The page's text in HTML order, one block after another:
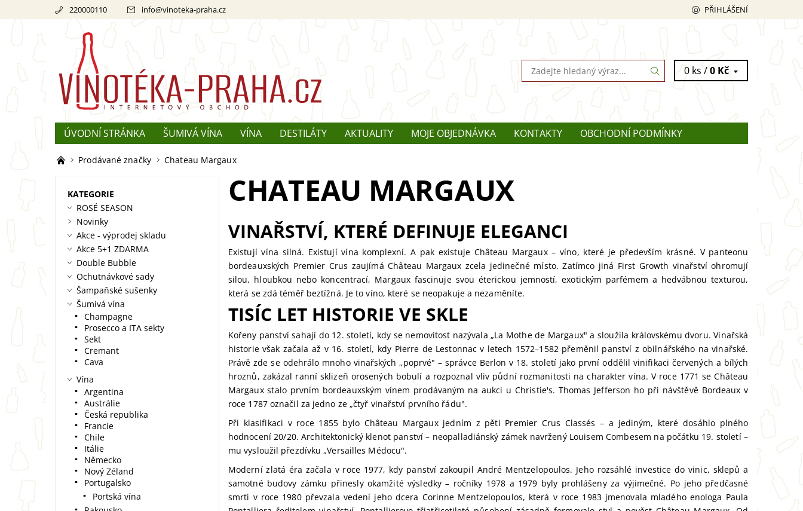
220000110 info@vinoteka-praha.cz PŘIHLÁŠENÍ
0 ks /0 Kč
ÚVODNÍ STRÁNKA ŠUMIVÁ VÍNA VÍNA DESTILÁTY AKTUALITY MOJE OBJEDNÁVKA KONTAKTY
OBCHODNÍ PODMÍNKY
REKLAMACE
O ŠAMPAŇSKÉM
Prodávané značky Chateau Margaux
CHATEAU MARGAUX
VINAŘSTVÍ, KTERÉ DEFINUJE ELEGANCI
Existují vína silná. Existují vína komplexní. A pak existuje Château Margaux – víno, které je především krásné. V panteonu
bordeauxských Premier Crus zaujímá Château Margaux zcela jedinečné místo. Zatímco jiná First Growth vinařství ohromují
silou, hloubkou nebo koncentrací, Margaux fascinuje svou éterickou jemností, exotickým parfémem a hedvábnou texturou,
která se zdá téměř beztížná. Je to víno, které se neopakuje a nezaměníte.
TISÍC LET HISTORIE VE SKLE
Kořeny panství sahají do 12. století, kdy se nemovitost nazývala „La Mothe de Margaux" a sloužila královskému dvoru. Vinařská
historie však začala až v 16. století, kdy Pierre de Lestonnac v letech 1572–1582 přeměnil panství z obilnářského na vinařské.
Právě zde se odehrálo mnoho vinařských „poprvé" – správce Berlon v 18. století jako první oddělil vinifikaci červených a bílých
hroznů, zakázal ranní sklizeň orosených bobulí a rozpoznal vliv půdní rozmanitosti na charakter vína. V roce 1771 se Château
Margaux stalo prvním bordeauxským vínem prodávaným na aukci u Christie's. Thomas Jefferson ho při návštěvě Bordeaux v
roce 1787 označil za jedno ze „čtyř vinařství prvního řádu".
Při klasifikaci v roce 1855 bylo Château Margaux jedním z pěti Premier Crus Classés – a jediným, které dosáhlo plného
hodnocení 20/20. Architektonický klenot panství – neopalladiánský zámek navržený Louisem Combesem na počátku 19. století –
mu vysloužil přezdívku „Versailles Médocu".
Moderní zlatá éra začala v roce 1977, kdy panství zakoupil André Mentzelopoulos. Jeho rozsáhlé investice do vinic, sklepů a
samotné budovy zámku přinesly okamžité výsledky – ročníky 1978 a 1979 byly prohlášeny za výjimečné. Po jeho předčasné
smrti v roce 1980 převzala vedení jeho dcera Corinne Mentzelopoulos, která v roce 1983 jmenovala mladého enologa Paula
KATEGORIE
ROSÉ SEASON
Novinky
Akce - výprodej skladu
Akce 5+1 ZDARMA
Double Bubble
Ochutnávkové sady
Šampaňské sušenky
Šumivá vína
Champagne
Prosecco a ITA sekty
Sekt
Cremant
Cava
Vína
Argentina
Austrálie
Česká republika
Francie
Chile
Itálie
Německo
Nový Zéland
Portugalsko
Portská vína